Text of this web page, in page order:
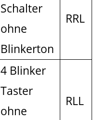
Schalter
ohne
Blinkerton
RRL
4 Blinker
Taster
ohne
RLL